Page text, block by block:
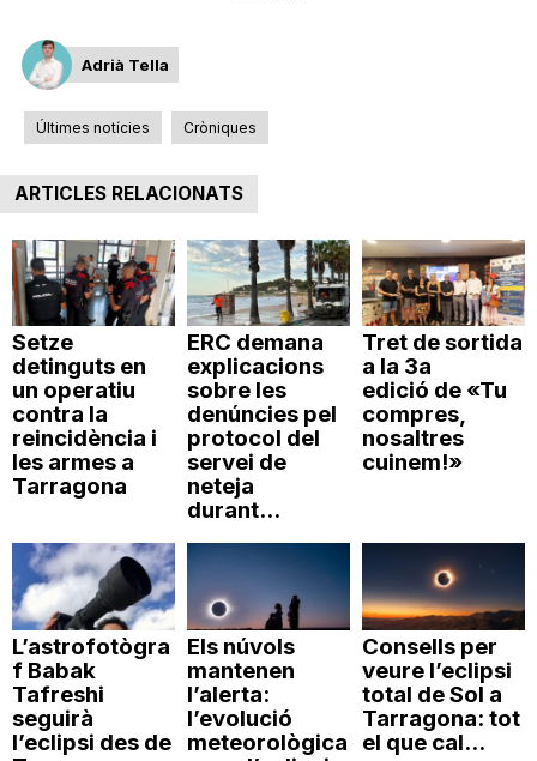
Adrià Tella
Últimes notícies Cròniques
ARTICLES RELACIONATS
Setze
detinguts en
un operatiu
contra la
reincidència i
les armes a
Tarragona
ERC demana
explicacions
sobre les
denúncies pel
protocol del
servei de
neteja
durant...
Tret de sortida
a la 3a
edició de «Tu
compres,
nosaltres
cuinem!»
L’astrofotògra
f Babak
Tafreshi
seguirà
l’eclipsi des de
Els núvols
mantenen
l’alerta:
l’evolució
meteorològica
Consells per
veure l’eclipsi
total de Sol a
Tarragona: tot
el que cal...